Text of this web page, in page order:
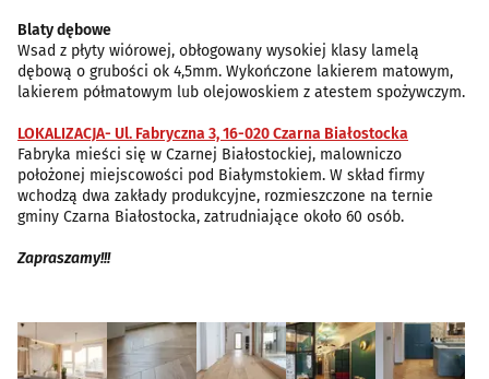
Blaty dębowe
Wsad z płyty wiórowej, obłogowany wysokiej klasy lamelą
dębową o grubości ok 4,5mm. Wykończone lakierem matowym,
lakierem półmatowym lub olejowoskiem z atestem spożywczym.
LOKALIZACJA- Ul. Fabryczna 3, 16-020 Czarna Białostocka
Fabryka mieści się w Czarnej Białostockiej, malowniczo
położonej miejscowości pod Białymstokiem. W skład firmy
wchodzą dwa zakłady produkcyjne, rozmieszczone na ternie
gminy Czarna Białostocka, zatrudniające około 60 osób.
Zapraszamy!!!